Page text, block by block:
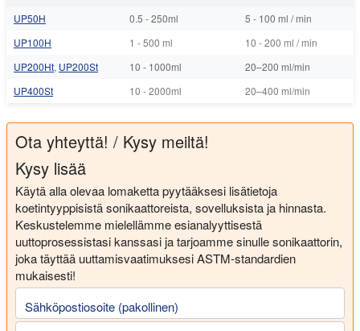
UP50H 0.5 - 250ml
5 - 100 ml / min
UP100H
1 - 500 ml
10 - 200 ml / min
UP200Ht, UP200St 10 - 1000ml
20–200 ml/min
UP400St
10 - 2000ml 20–400 ml/min
Ota yhteyttä! / Kysy meiltä!
Kysy lisää
Käytä alla olevaa lomaketta pyytääksesi lisätietoja
koetintyyppisistä sonikaattoreista, sovelluksista ja hinnasta.
Keskustelemme mielellämme esianalyyttisestä
uuttoprosessistasi kanssasi ja tarjoamme sinulle sonikaattorin,
joka täyttää uuttamisvaatimuksesi ASTM-standardien
mukaisesti!
Sähköpostiosoite (pakollinen)